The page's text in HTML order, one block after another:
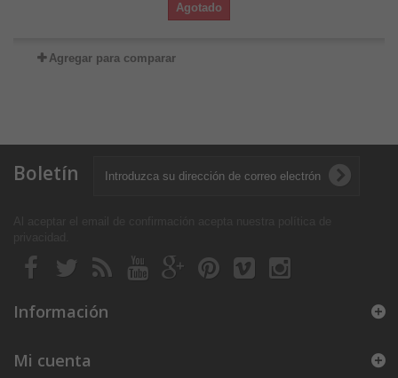
Agotado
Agregar para comparar
Boletín
Información
Mi cuenta